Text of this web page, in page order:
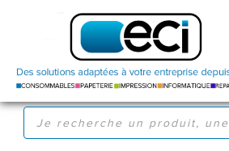
RECHERCHE
PRODUITS